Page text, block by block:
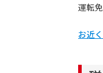
運転
お近